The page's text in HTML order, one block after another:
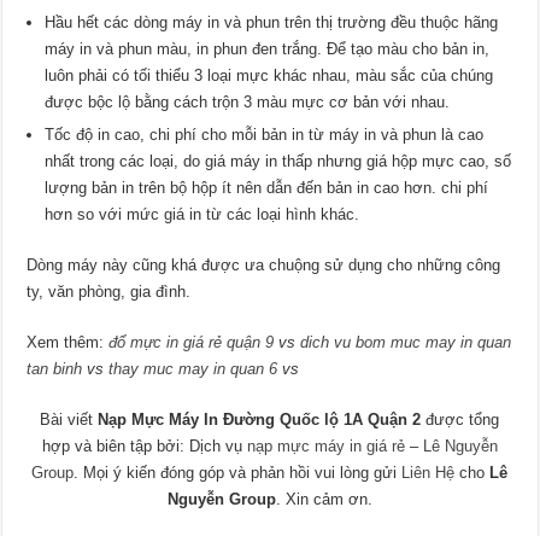
Hầu hết các dòng máy in và phun trên thị trường đều thuộc hãng
máy in và phun màu, in phun đen trắng. Để tạo màu cho bản in,
luôn phải có tối thiểu 3 loại mực khác nhau, màu sắc của chúng
được bộc lộ bằng cách trộn 3 màu mực cơ bản với nhau.
Tốc độ in cao, chi phí cho mỗi bản in từ máy in và phun là cao
nhất trong các loại, do giá máy in thấp nhưng giá hộp mực cao, số
lượng bản in trên bộ hộp ít nên dẫn đến bản in cao hơn. chi phí
hơn so với mức giá in từ các loại hình khác.
Dòng máy này cũng khá được ưa chuộng sử dụng cho những công
ty, văn phòng, gia đình.
Xem thêm:đổ mực in giá rẻ quận 9 vsdich vu bom muc may in quan
tan binh vsthay muc may in quan 6 vs
Bài viết Nạp Mực Máy In Đường Quốc lộ 1A Quận 2 được tổng
hợp và biên tập bởi: Dịch vụ nạp mực máy in giá rẻ–
Lê Nguyễn
Group . Mọi ý kiến đóng góp và phản hồi vui lòng gửi Liên Hệ cho Lê
Nguyễn Group. Xin cảm ơn.